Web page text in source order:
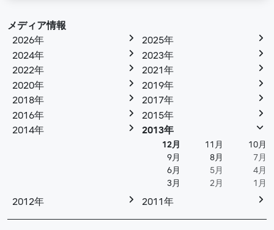
メディア情報
2026年
2025年
2024年
2023年
2022年
2021年
2020年
2019年
2018年
2017年
2016年
2015年
2014年
2013年
12月 11月
10月
9月
8月
7月
6月
5月
4月
3月
2月 1月
2012年 2011年